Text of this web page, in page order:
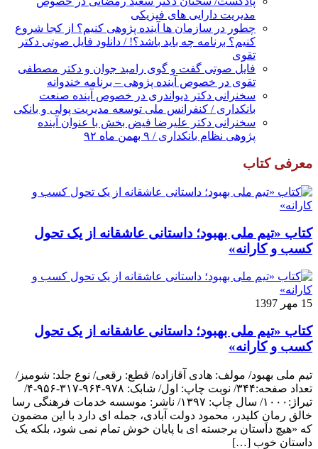
مدیریت دارایی های فیزیکی
چطور در سازمان ها آینده پژوهی کنیم؟ از کجا شروع
کنیم؟ برنامه چه باید باشد؟! / دانلود فایل صوتی دکتر
تقوی
فایل صوتی گفت و گوی رامبد جوان و دکتر مصطفی
تقوی در خصوص آینده پژوهی – برنامه خندوانه
سخنرانی دکتر دیواندری در خصوص آینده صنعت
بانکداری / کنفرانس ملی توسعه مدیریت پولی و بانکی
سخنرانی دکتر علیرضا فیض بخش با عنوان آینده
پژوهی نظام بانکداری / ۹ بهمن ماه ۹۲
معرفی کتاب
کتاب «تیم ملی بهبود؛ داستانی عاشقانه از یک تحول
کسب و کارانه»
15 مهر 1397
کتاب «تیم ملی بهبود؛ داستانی عاشقانه از یک تحول
کسب و کارانه»
تیم ملی بهبود/ مولف: هادی آقازاده/ قطع: رقعی/ نوع جلد: شومیز/
تعداد صفحه:۳۴۴/ نوبت چاپ: اول/ شابک: ۹۷۸-۹۶۴-۳۱۷-۹۵۶-۴/
تیراژ:۱۰۰۰/ سال چاپ: ۱۳۹۷/ ناشر: موسسه خدمات فرهنگی رسا
خالق رمانِ کلیدر، محمود دولت آبادی، جمله ای دارد با این مضمون
که «هیچ داستان برجسته ای با پایان خوش تمام نمی شود، بلکه یک
داستان خوب […]